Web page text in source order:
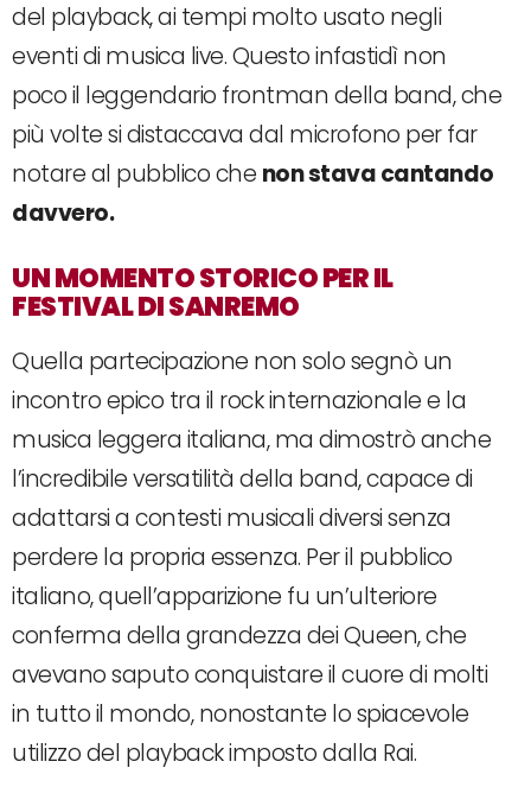
del playback, ai tempi molto usato negli
eventi di musica live. Questo infastidì non
poco il leggendario frontman della band, che
più volte si distaccava dal microfono per far
notare al pubblico che non stava cantando
davvero.
UN MOMENTO STORICO PER IL
FESTIVAL DI SANREMO
Quella partecipazione non solo segnò un
incontro epico tra il rock internazionale e la
musica leggera italiana, ma dimostrò anche
l’incredibile versatilità della band, capace di
adattarsi a contesti musicali diversi senza
perdere la propria essenza. Per il pubblico
italiano, quell’apparizione fu un’ulteriore
conferma della grandezza dei Queen, che
avevano saputo conquistare il cuore di molti
in tutto il mondo, nonostante lo spiacevole
utilizzo del playback imposto dalla Rai.